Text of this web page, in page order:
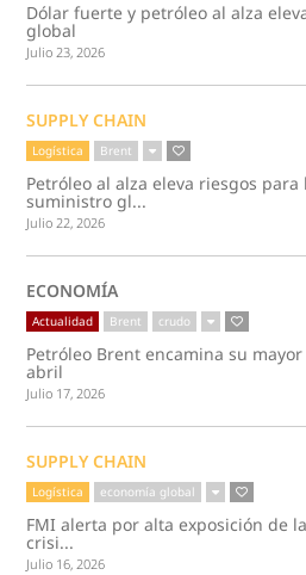
Dólar fuerte y petróleo al alza
global
Julio 23, 2026
SUPPLY CHAIN
Logística Brent
Petróleo al alza eleva riesgos para
suministro gl...
Julio 22, 2026
ECONOMÍA
Actualidad Brent crudo
Petróleo Brent encamina su
abril
Julio 17, 2026
SUPPLY CHAIN
Logística economía global
FMI alerta por alta exposición de
crisi...
Julio 16, 2026